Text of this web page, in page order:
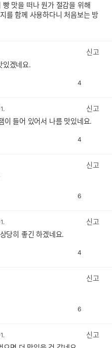
맛을 떠나 원가 절감을 위해
를 함께 사용하다니 처음보는 방
신고
있겠네요.
4
신고
이 들어 있어서 나름 맛있네요.
4
신고
6
신고
당히 좋긴 하겠네요.
4
신고
6
신고